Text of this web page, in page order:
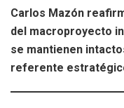
Carlos Mazón
del macroproyecto
se mantienen
referente